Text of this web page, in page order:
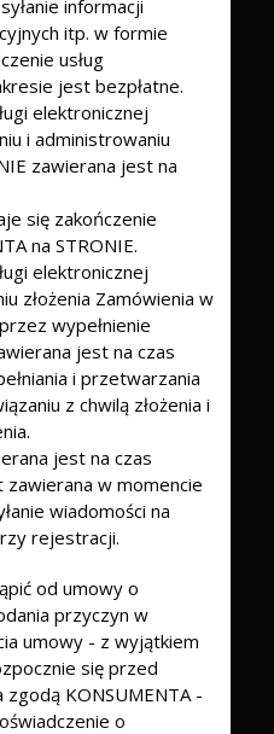
informacji
itp. w formie
usług
jest bezpłatne.
elektronicznej
i administrowaniu
zawierana jest na
się zakończenie
na STRONIE.
elektronicznej
złożenia Zamówienia w
wypełnienie
jest na czas
i przetwarzania
z chwilą złożenia i
jest na czas
w momencie
wiadomości na
rejestracji.
od umowy o
przyczyn w
umowy - z wyjątkiem
się przed
KONSUMENTA -
o